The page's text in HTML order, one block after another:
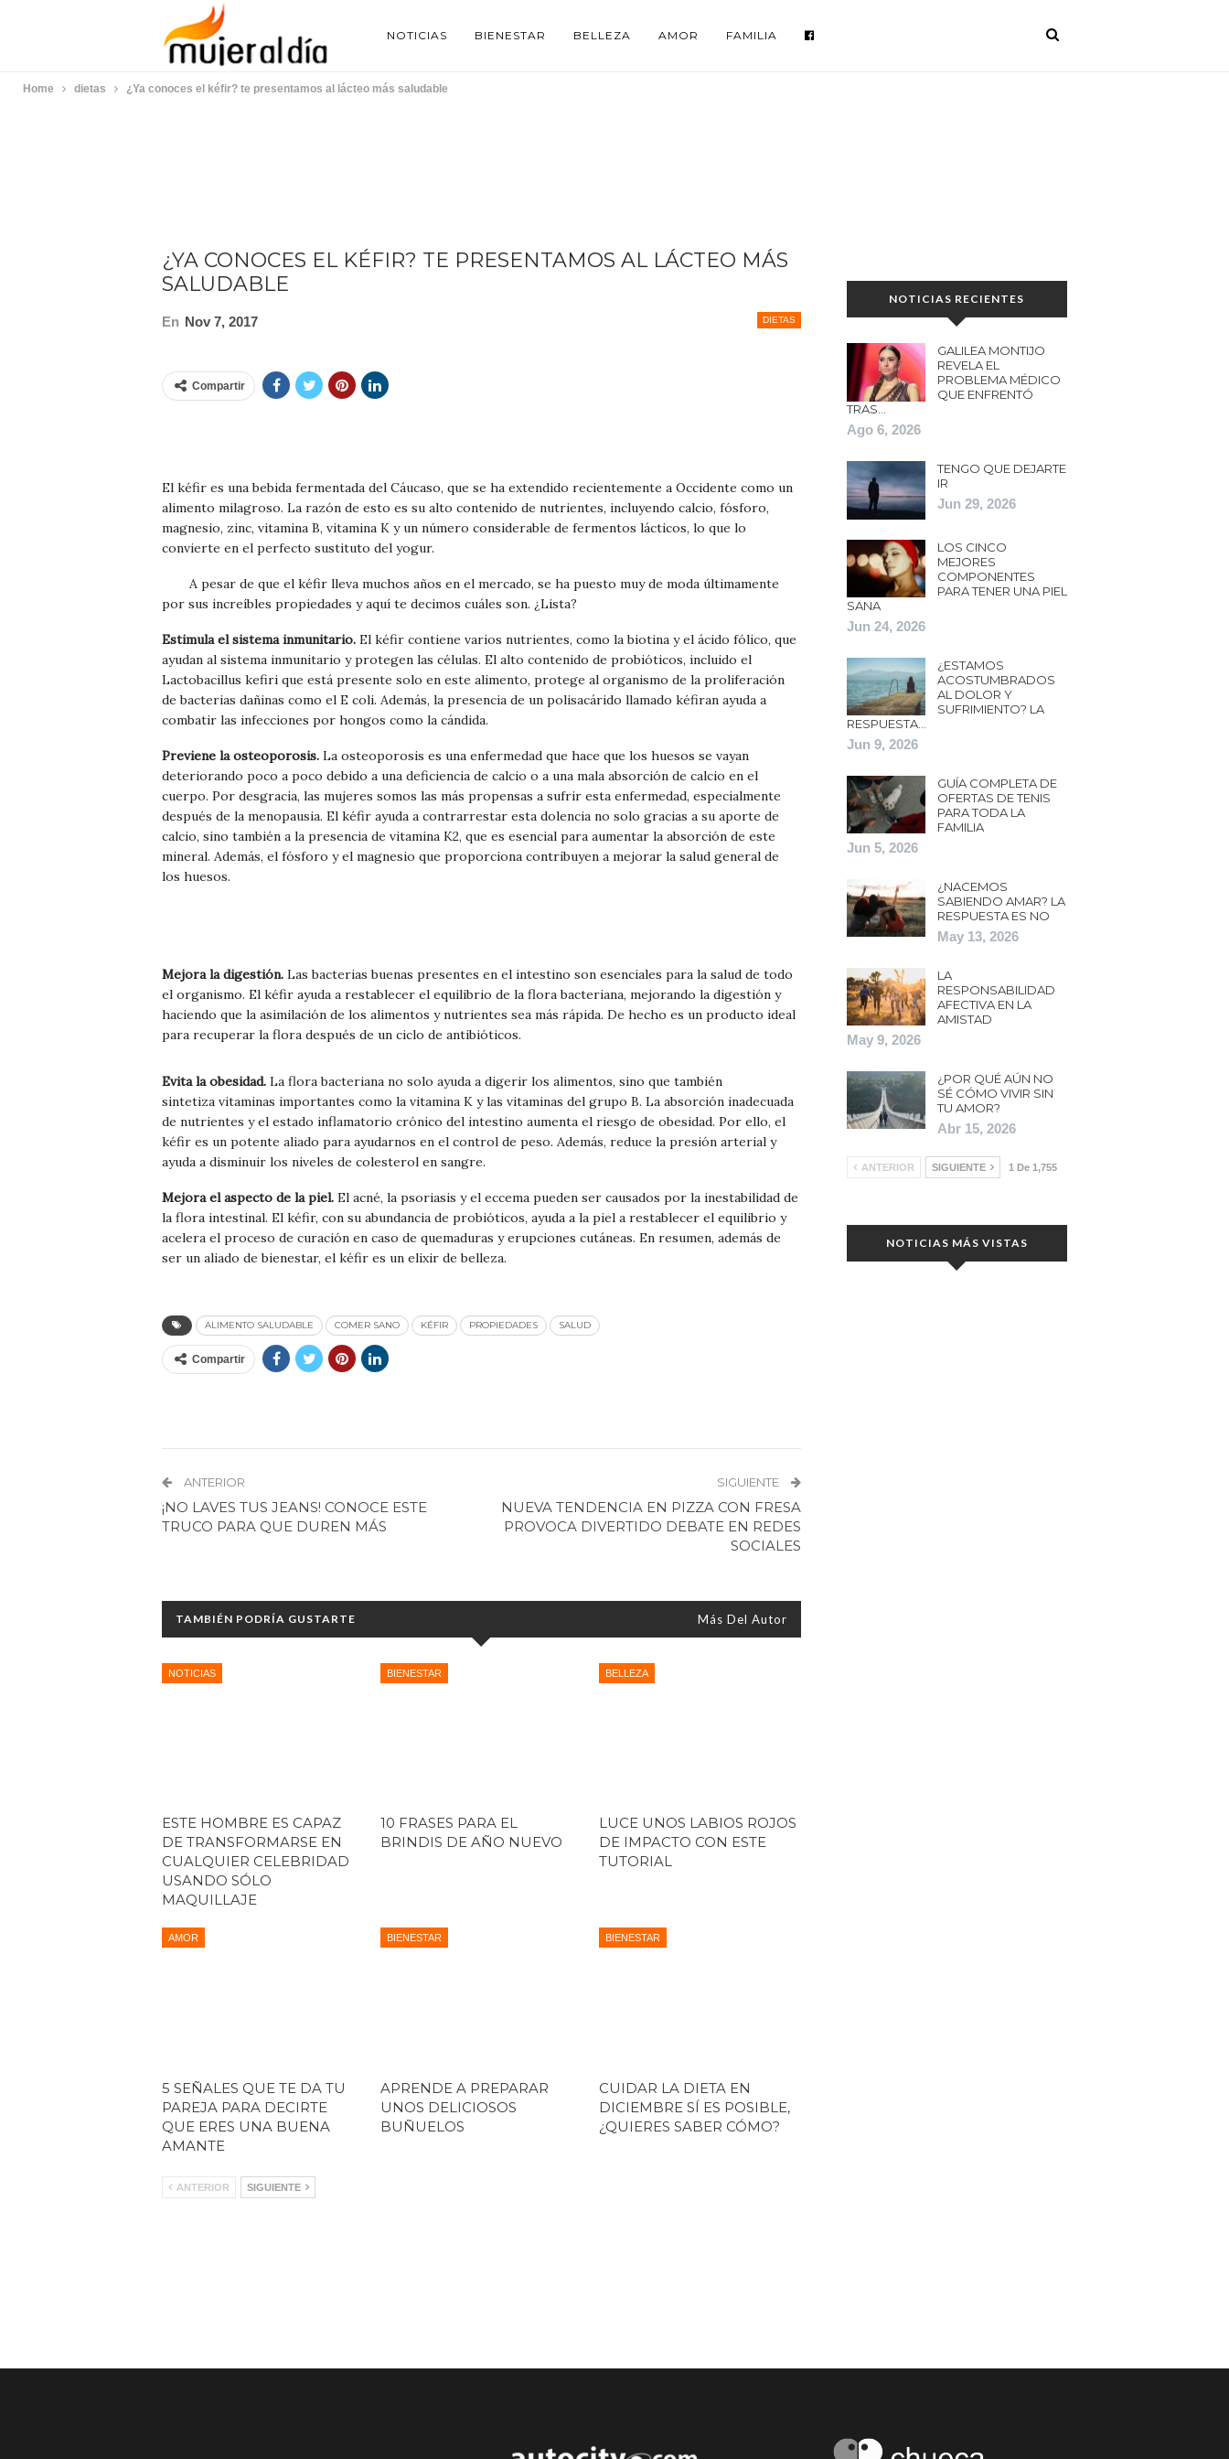
NOTICIAS BIENESTAR BELLEZA AMOR FAMILIA
Home dietas ¿Ya conoces el kéfir? te presentamos al lácteo más saludable
¿YA CONOCES EL KÉFIR? TE PRESENTAMOS AL LÁCTEO MÁS
SALUDABLE
DIETAS
En Nov 7, 2017
Compartir
El kéfir es una bebida fermentada del Cáucaso, que se ha extendido recientemente a Occidente como un
alimento milagroso. La razón de esto es su alto contenido de nutrientes, incluyendo calcio, fósforo,
magnesio, zinc, vitamina B, vitamina K y un número considerable de fermentos lácticos, lo que lo
convierte en el perfecto sustituto del yogur.
A pesar de que el kéfir lleva muchos años en el mercado, se ha puesto muy de moda últimamente
por sus increíbles propiedades y aquí te decimos cuáles son. ¿Lista?
Estimula el sistema inmunitario. El kéfir contiene varios nutrientes, como la biotina y el ácido fólico, que
ayudan al sistema inmunitario y protegen las células. El alto contenido de probióticos, incluido el
Lactobacillus kefiri que está presente solo en este alimento, protege al organismo de la proliferación
de bacterias dañinas como el E coli. Además, la presencia de un polisacárido llamado kéfiran ayuda a
combatir las infecciones por hongos como la cándida.
Previene la osteoporosis. La osteoporosis es una enfermedad que hace que los huesos se vayan
deteriorando poco a poco debido a una deficiencia de calcio o a una mala absorción de calcio en el
cuerpo. Por desgracia, las mujeres somos las más propensas a sufrir esta enfermedad, especialmente
después de la menopausia. El kéfir ayuda a contrarrestar esta dolencia no solo gracias a su aporte de
calcio, sino también a la presencia de vitamina K2, que es esencial para aumentar la absorción de este
mineral. Además, el fósforo y el magnesio que proporciona contribuyen a mejorar la salud general de
los huesos.
Mejora la digestión. Las bacterias buenas presentes en el intestino son esenciales para la salud de todo
el organismo. El kéfir ayuda a restablecer el equilibrio de la flora bacteriana, mejorando la digestión y
haciendo que la asimilación de los alimentos y nutrientes sea más rápida. De hecho es un producto ideal
para recuperar la flora después de un ciclo de antibióticos.
Evita la obesidad. La flora bacteriana no solo ayuda a digerir los alimentos, sino que también
sintetiza vitaminas importantes como la vitamina K y las vitaminas del grupo B. La absorción inadecuada
de nutrientes y el estado inflamatorio crónico del intestino aumenta el riesgo de obesidad. Por ello, el
kéfir es un potente aliado para ayudarnos en el control de peso. Además, reduce la presión arterial y
ayuda a disminuir los niveles de colesterol en sangre.
Mejora el aspecto de la piel. El acné, la psoriasis y el eccema pueden ser causados por la inestabilidad de
la flora intestinal. El kéfir, con su abundancia de probióticos, ayuda a la piel a restablecer el equilibrio y
acelera el proceso de curación en caso de quemaduras y erupciones cutáneas. En resumen, además de
ser un aliado de bienestar, el kéfir es un elixir de belleza.
ALIMENTO SALUDABLE COMER SANO KÉFIR PROPIEDADES SALUD
Compartir
ANTERIOR
¡NO LAVES TUS JEANS! CONOCE ESTE
TRUCO PARA QUE DUREN MÁS
SIGUIENTE
NUEVA TENDENCIA EN PIZZA CON FRESA
PROVOCA DIVERTIDO DEBATE EN REDES
SOCIALES
TAMBIÉN PODRÍA GUSTARTE Más Del Autor
NOTICIAS
ESTE HOMBRE ES CAPAZ
DE TRANSFORMARSE EN
CUALQUIER CELEBRIDAD
USANDO SÓLO
MAQUILLAJE
BIENESTAR
10 FRASES PARA EL
BRINDIS DE AÑO NUEVO
BELLEZA
LUCE UNOS LABIOS ROJOS
DE IMPACTO CON ESTE
TUTORIAL
AMOR
5 SEÑALES QUE TE DA TU
PAREJA PARA DECIRTE
QUE ERES UNA BUENA
AMANTE
BIENESTAR
APRENDE A PREPARAR
UNOS DELICIOSOS
BUÑUELOS
BIENESTAR
CUIDAR LA DIETA EN
DICIEMBRE SÍ ES POSIBLE,
¿QUIERES SABER CÓMO?
ANTERIOR SIGUIENTE
NOTICIAS RECIENTES
GALILEA MONTIJO
REVELA EL
PROBLEMA MÉDICO
QUE ENFRENTÓ
TRAS…
Ago 6, 2026
TENGO QUE DEJARTE
IR
Jun 29, 2026
LOS CINCO
MEJORES
COMPONENTES
PARA TENER UNA PIEL
SANA
Jun 24, 2026
¿ESTAMOS
ACOSTUMBRADOS
AL DOLOR Y
SUFRIMIENTO? LA
RESPUESTA…
Jun 9, 2026
GUÍA COMPLETA DE
OFERTAS DE TENIS
PARA TODA LA
FAMILIA
Jun 5, 2026
¿NACEMOS
SABIENDO AMAR? LA
RESPUESTA ES NO
May 13, 2026
LA
RESPONSABILIDAD
AFECTIVA EN LA
AMISTAD
May 9, 2026
¿POR QUÉ AÚN NO
SÉ CÓMO VIVIR SIN
TU AMOR?
Abr 15, 2026
ANTERIOR SIGUIENTE 1 De 1,755
NOTICIAS MÁS VISTAS